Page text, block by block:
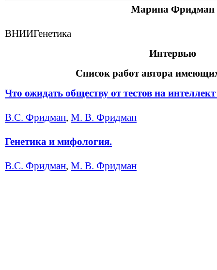
Марина Фридман
ВНИИГенетика
Интервью
Список работ автора
Что ожидать обществу от тестов на
В.С. Фридман, М. В. Фридман
Генетика и мифология.
В.С. Фридман, М. В. Фридман